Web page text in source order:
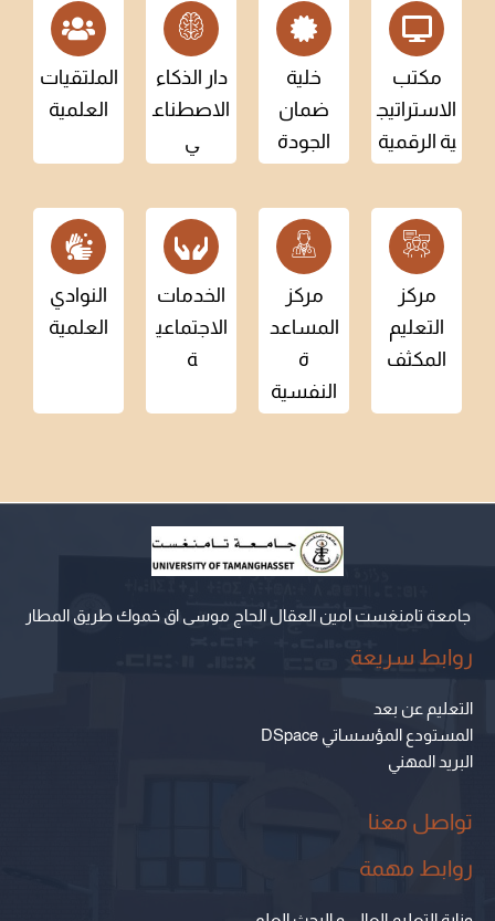
مكتب
الاستراتيج
ية الرقمية
خلية
ضمان
الجودة
دار الذكاء
الاصطناع
ي
الملتقيات
العلمية
مركز
التعليم
المكثف
مركز
المساعد
ة
النفسية
الخدمات
الاجتماعي
ة
النوادي
العلمية
جامعة تامنغست امين العقال الحاج موسى اق خموك طريق المطار
روابط سريعة
التعليم عن بعد
المستودع المؤسساتي DSpace
البريد المهني
تواصل معنا
روابط مهمة